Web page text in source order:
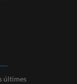
últimes